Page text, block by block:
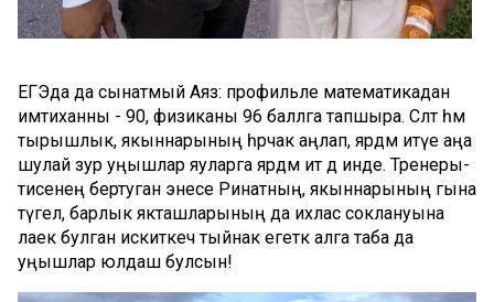
ЕГЭда да сынатмый Аяз: профильле математикадан
имтиханны - 90, физиканы 96 баллга тапшыра. Сәләт һәм
тырышлык, якыннарының һәрчак аңлап, ярдәм итүе аңа
шулай зур уңышлар яуларга ярдәм итә дә инде. Тренеры-
әтисенең бертуган энесе Ринатның, якыннарының гына
түгел, барлык якташларының да ихлас соклануына
лаек булган искиткеч тыйнак егеткә алга таба да
уңышлар юлдаш булсын!